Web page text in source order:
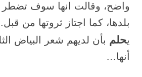
واضح، وقالت انها سوف
بلدها، كما اجتاز ثروتها من
يحلم بأن لديهم شعر البياض
أنها…